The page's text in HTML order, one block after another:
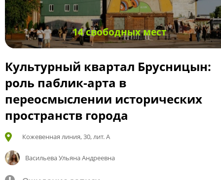
14 свободных мест
Культурный квартал Брусницын:
роль паблик-арта в
переосмыслении исторических
пространств города
Кожевенная линия, 30, лит. А
Васильева Ульяна Андреевна